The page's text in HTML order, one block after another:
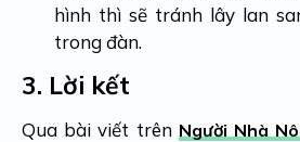
hình thì sẽ tránh lây lan
trong đàn.
3. Lời kết
Qua bài viết trên Người Nhà